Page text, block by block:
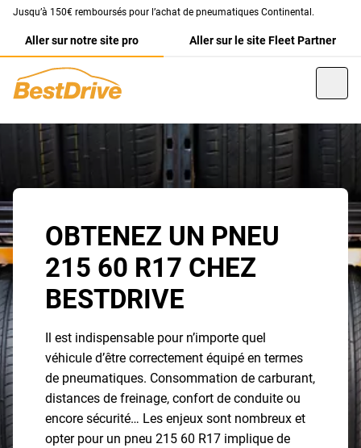
Jusqu’à 150€ remboursés pour l’achat de pneumatiques Continental.
Aller sur notre site pro Aller sur le site Fleet Partner
OBTENEZ UN PNEU
215 60 R17 CHEZ
BESTDRIVE
Il est indispensable pour n’importe quel
véhicule d’être correctement équipé en termes
de pneumatiques. Consommation de carburant,
distances de freinage, confort de conduite ou
encore sécurité… Les enjeux sont nombreux et
opter pour un pneu 215 60 R17 implique de